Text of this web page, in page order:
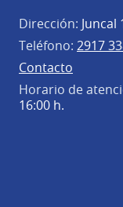
Dirección: Juncal
Teléfono: 2917
Contacto
Horario de
16:00 h.